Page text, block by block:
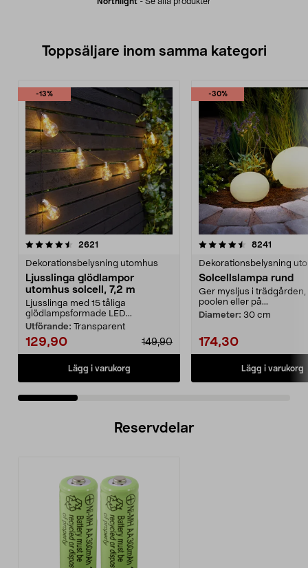
Toppsäljare inom samma kategori
-13%
2621
Dekorationsbelysning utomhus
Ljusslinga glödlampor
utomhus solcell, 7,2 m
Ljusslinga med 15 tåliga
glödlampsformade LED...
Utförande: Transparent
129,90 149,90
Lägg i varukorg
-30%
4.5 av 5 stjärnor 8241
Dekorationsbelysning
Solcellslampa rund
Ger mysljus i trädgården,
poolen eller på...
Diameter: 30 cm
174,30
Lägg i varukorg
4.5 av 5 stjärnor
Reservdelar